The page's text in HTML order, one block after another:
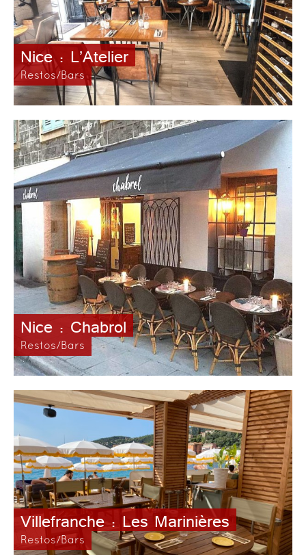
Nice : L’Atelier
Restos/Bars
Nice : Chabrol
Restos/Bars
Villefranche : Les Marinières
Restos/Bars